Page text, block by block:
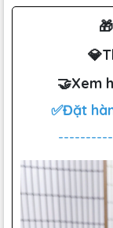
🤝Xem
✅Đặt